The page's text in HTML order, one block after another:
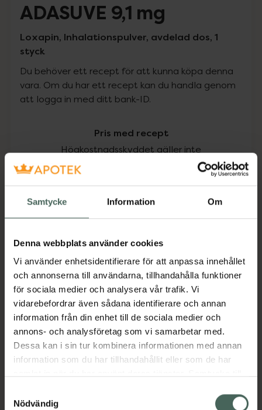
Samtycke Information Om
Denna webbplats använder cookies
Vi använder enhetsidentifierare för att anpassa innehållet
och annonserna till användarna, tillhandahålla funktioner
för sociala medier och analysera vår trafik. Vi
vidarebefordrar även sådana identifierare och annan
information från din enhet till de sociala medier och
annons- och analysföretag som vi samarbetar med.
Dessa kan i sin tur kombinera informationen med annan
information som du har tillhandahållit eller som de har
återkalla ditt samtycke via webbplatsens
Nödvändig
ADASUVE 9,1 mg
Loxapin, Inhalationspulver, avdelad dos, 1
styck
Du behöver ett recept för att kunna köpa denna
vara. Om du har ett recept kan du handla genom
att logga in med ditt bank-ID.
Pris med recept
Högkostnadsskyddet gäller inte
700,15 kr
I apotek:700,15 kr
Aktuella erbjudanden
Beskrivning Dölj
EAN:07046265779414